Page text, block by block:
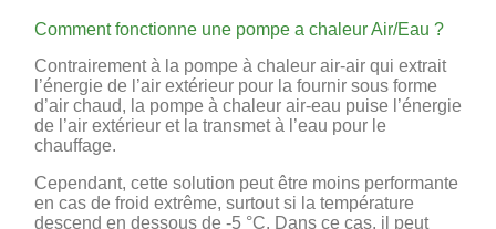
Comment fonctionne une pompe a chaleur Air/Eau ?
Contrairement à la pompe à chaleur air-air qui extrait
l’énergie de l’air extérieur pour la fournir sous forme
d’air chaud, la pompe à chaleur air-eau puise l’énergie
de l’air extérieur et la transmet à l’eau pour le
chauffage.
Cependant, cette solution peut être moins performante
en cas de froid extrême, surtout si la température
descend en dessous de -5 °C. Dans ce cas, il peut